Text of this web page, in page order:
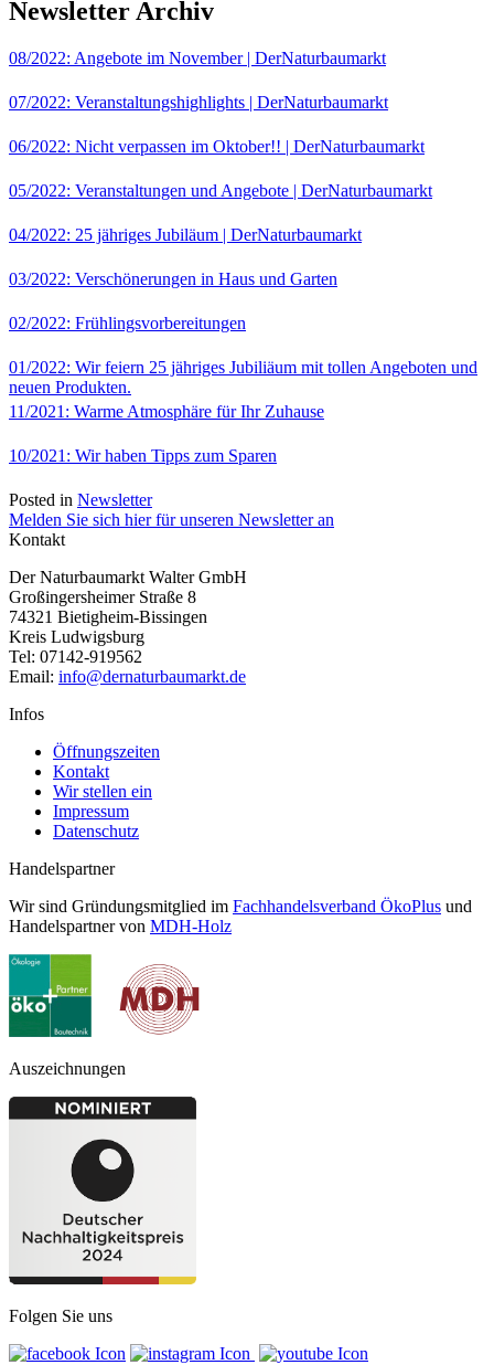
Newsletter Archiv
08/2022: Angebote im November | DerNaturbaumarkt
07/2022: Veranstaltungshighlights | DerNaturbaumarkt
06/2022: Nicht verpassen im Oktober!! | DerNaturbaumarkt
05/2022: Veranstaltungen und Angebote | DerNaturbaumarkt
04/2022: 25 jähriges Jubiläum | DerNaturbaumarkt
03/2022: Verschönerungen in Haus und Garten
02/2022: Frühlingsvorbereitungen
01/2022: Wir feiern 25 jähriges Jubiliäum mit tollen Angeboten und
neuen Produkten.
11/2021: Warme Atmosphäre für Ihr Zuhause
10/2021: Wir haben Tipps zum Sparen
Posted in Newsletter
Melden Sie sich hier für unseren Newsletter an
Kontakt
Der Naturbaumarkt Walter GmbH
Großingersheimer Straße 8
74321 Bietigheim-Bissingen
Kreis Ludwigsburg
Tel: 07142-919562
Email: info@dernaturbaumarkt.de
Infos
Öffnungszeiten
Kontakt
Wir stellen ein
Impressum
Datenschutz
Handelspartner
Wir sind Gründungsmitglied im Fachhandelsverband ÖkoPlus und
Handelspartner von MDH-Holz
Auszeichnungen
Folgen Sie uns